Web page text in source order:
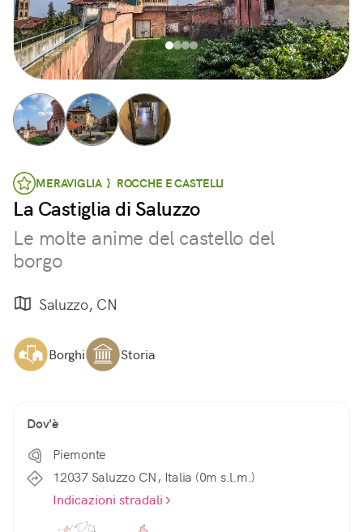
MERAVIGLIA } ROCCHE E CASTELLI
La Castiglia di Saluzzo
Le molte anime del castello del
borgo
Saluzzo, CN
Borghi Storia
Dov'è
Piemonte
12037 Saluzzo CN, Italia (0m s.l.m.)
Indicazioni stradali